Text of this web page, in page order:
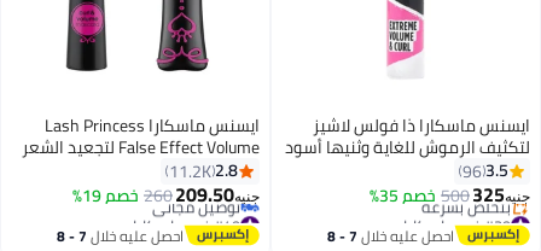
ايسنس ماسكارا ذا فولس لاشيز
لتكثيف الرموش للغاية وثنيها أسود
3.5
96
جنيه325
500 خصم 35%
#29 في ماسكارا
توصيل مجانياحصل عليه خلال 7 - 8
8
ايسنس ماسكارا Lash Princess
False Effect Volume لتجعيد الشعر
باللون الأسود
2.8
11.2K
جنيه209.50
260 خصم 19%
#49 في ماسكارا
أقل سعر في 7 يوماحصل عليه خلال 7 - 8